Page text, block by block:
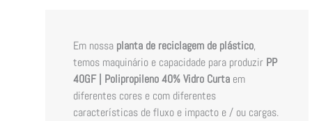
Em nossa planta de reciclagem de plástico,
temos maquinário e capacidade para produzir PP
40GF | Polipropileno 40% Vidro Curta em
diferentes cores e com diferentes
características de fluxo e impacto e / ou cargas.